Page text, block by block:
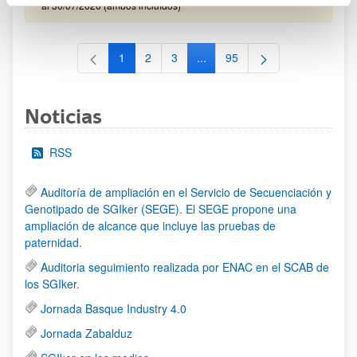
al 30/07/2026 (ambos incluídos)
Página
1 Página
2 Página
3 ...Páginas intermedias Use TAB
Página
95
Noticias
RSS
Auditoría de ampliación en el Servicio de Secuenciación y
Genotipado de SGIker (SEGE). El SEGE propone una
ampliación de alcance que incluye las pruebas de
paternidad.
Auditoria seguimiento realizada por ENAC en el SCAB de
los SGIker.
Jornada Basque Industry 4.0
Jornada Zabalduz